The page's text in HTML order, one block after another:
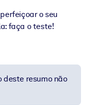
o seu
faça o teste!
deste resumo não